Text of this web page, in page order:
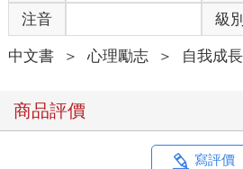
我認識一位來自中西部的女性，她原本
去外地上學的母親卻堅持要她離家讀
來支付她上外州大學的學費。「我整個
位年近半百的女子回憶，「我可憐的母
刻，她興奮極了，我卻痛哭失聲。」
凱莉跟我說：「當時很多媒體會傳遞這
注音 級別
中文書 ＞ 心理勵志 ＞ 自我成長
商品評價
寫評價